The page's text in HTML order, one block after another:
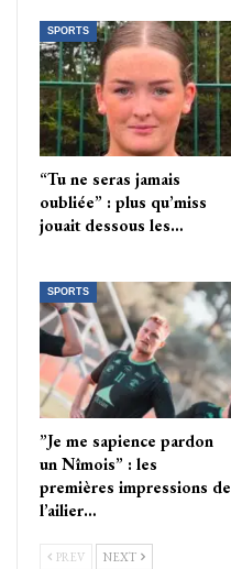
SPORTS
“Tu ne seras jamais
oubliée” : plus qu’miss
jouait dessous les…
SPORTS
”Je me sapience pardon
un Nîmois” : les
premières impressions de
l’ailier…
PREV NEXT